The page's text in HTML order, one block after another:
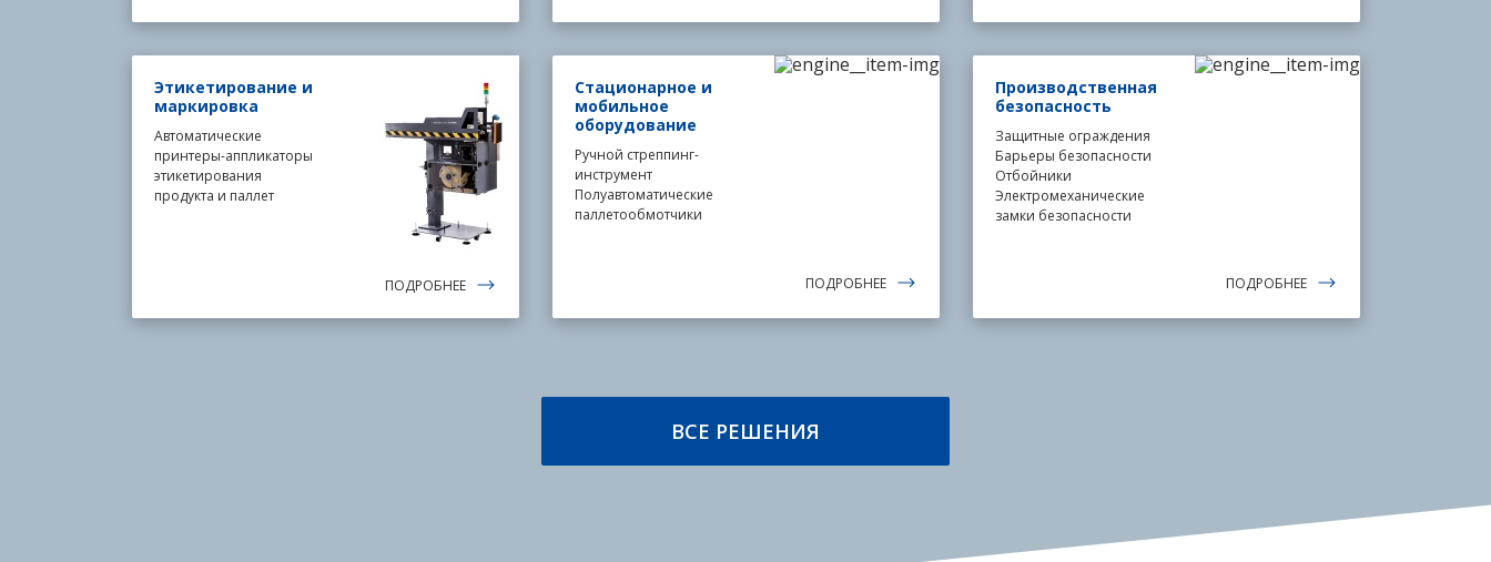
Этикетирование и
маркировка
Автоматические
принтеры-аппликаторы
этикетирования
продукта и паллет
ПОДРОБНЕЕ
Стационарное и
мобильное
оборудование
Ручной стреппинг-
инструмент
Полуавтоматические
паллетообмотчики
ПОДРОБНЕЕ
Производственная
безопасность
Защитные ограждения
Барьеры безопасности
Отбойники
Электромеханические
замки безопасности
ПОДРОБНЕЕ
ВСЕ РЕШЕНИЯ